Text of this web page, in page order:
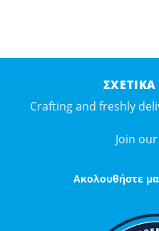
Crafting and freshly
Join
Ακολουθήστε